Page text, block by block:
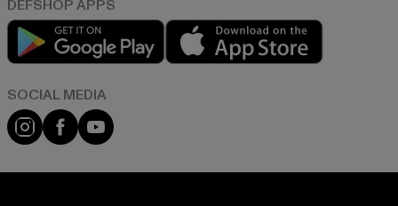
Play market
Instagram
FacebookYouTube